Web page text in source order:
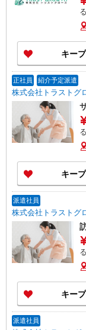
キープ
正社員 紹介予定派遣
株式会社トラスト
る
キープ
派遣社員
株式会社トラスト
キープ
派遣社員